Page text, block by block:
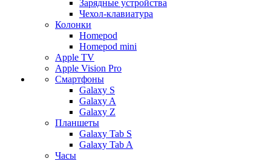
Зарядные устройства
Чехол-клавиатура
Колонки
Homepod
Homepod mini
Apple TV
Apple Vision Pro
Смартфоны
Galaxy S
Galaxy A
Galaxy Z
Планшеты
Galaxy Tab S
Galaxy Tab A
Часы